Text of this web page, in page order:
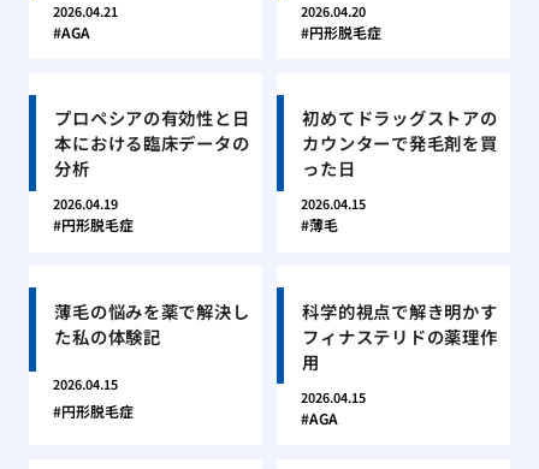
2026.04.21
AGA
2026.04.20
円形脱毛症
プロペシアの有効性と日
本における臨床データの
分析
2026.04.19
円形脱毛症
初めてドラッグストアの
カウンターで発毛剤を買
った日
2026.04.15
薄毛
薄毛の悩みを薬で解決し
た私の体験記
2026.04.15
円形脱毛症
科学的視点で解き明かす
フィナステリドの薬理作
用
2026.04.15
AGA